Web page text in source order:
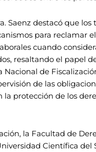
Saenz destacó que los
para reclamar
cuando
resaltando el papel
de
de las
la protección de los
la Facultad de
Científica del